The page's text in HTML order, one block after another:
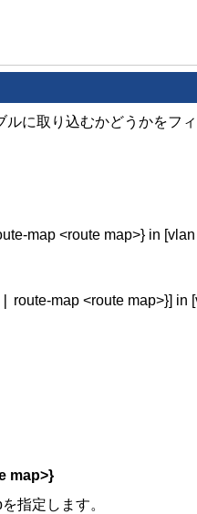
に取り込むかどうかをフ
map <route map>} in [vlan
route-map <route map>}] in
map>}
指定します。